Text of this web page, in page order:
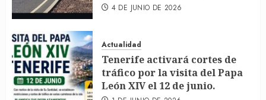
4 DE JUNIO DE 2026
Actualidad
Tenerife activará cortes de
tráfico por la visita del Papa
León XIV el 12 de junio.